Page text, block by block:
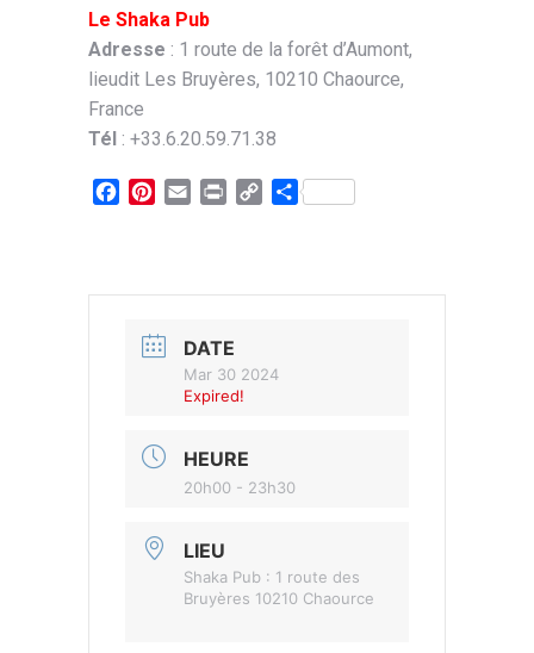
Le Shaka Pub
Adresse : 1 route de la forêt d’Aumont,
lieudit Les Bruyères, 10210 Chaource,
France
Tél : +33.6.20.59.71.38
Facebook
Pinterest
Email Print
CopyPartager
DATE
Mar 30 2024
Expired!
HEURE
20h00 - 23h30
LIEU
Shaka Pub : 1 route des
Bruyères 10210 Chaource